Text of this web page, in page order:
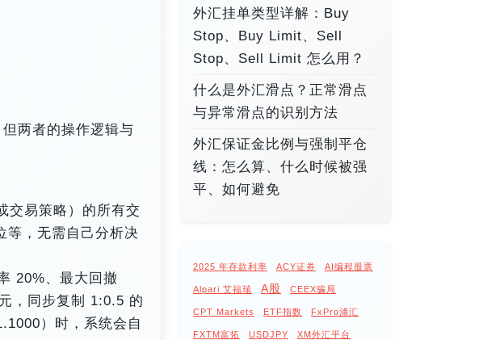
两者的操作逻辑与
交易策略）的所有交
等，无需自己分析决
20%、最大回撤
，同步复制 1:0.5 的
）时，系统会自
外汇挂单类型详解：Buy
Stop、Buy Limit、Sell
Stop、Sell Limit 怎么用？
什么是外汇滑点？正常滑点
与异常滑点的识别方法
外汇保证金比例与强制平仓
线：怎么算、什么时候被强
平、如何避免
2025 年存款利率 ACY证券 AI编程股票
Alpari 艾福瑞 A股 CEEX骗局
CPT Markets ETF指数 FxPro浦汇
FXTM富拓 USDJPY XM外汇平台